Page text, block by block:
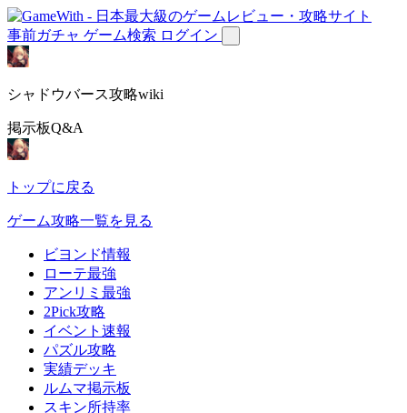
事前ガチャ ゲーム検索 ログイン
シャドウバース攻略wiki
掲示板Q&A
トップに戻る
ゲーム攻略一覧を見る
ビヨンド情報
ローテ最強
アンリミ最強
2Pick攻略
イベント速報
パズル攻略
実績デッキ
ルムマ掲示板
スキン所持率